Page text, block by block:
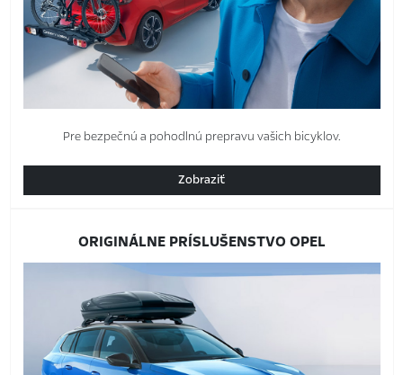
Pre bezpečnú a pohodlnú prepravu vašich bicyklov.
Zobraziť
ORIGINÁLNE PRÍSLUŠENSTVO OPEL